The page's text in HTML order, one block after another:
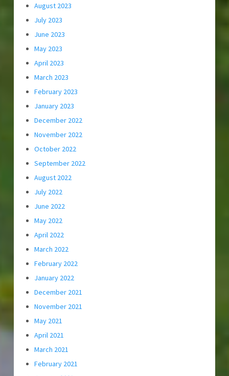
August 2023
July 2023
June 2023
May 2023
April 2023
March 2023
February 2023
January 2023
December 2022
November 2022
October 2022
September 2022
August 2022
July 2022
June 2022
May 2022
April 2022
March 2022
February 2022
January 2022
December 2021
November 2021
May 2021
April 2021
March 2021
February 2021